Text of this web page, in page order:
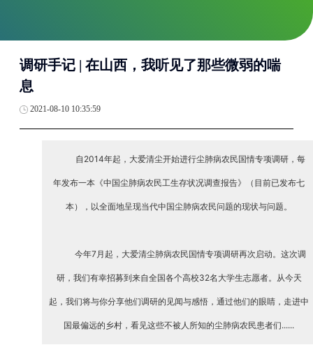
调研手记 | 在山西，我听见了那些微弱的喘
息
2021-08-10 10:35:59
自2014年起，大爱清尘开始进行尘肺病农民国情专项调研，每
年发布一本《中国尘肺病农民工生存状况调查报告》（目前已发布七
本），以全面地呈现当代中国尘肺病农民问题的现状与问题。
今年7月起，大爱清尘肺病农民国情专项调研再次启动。这次调
研，我们有幸招募到来自全国各个高校32名大学生志愿者。从今天
起，我们将与你分享他们调研的见闻与感悟，通过他们的眼睛，走进中
国最偏远的乡村，看见这些不被人所知的尘肺病农民患者们......